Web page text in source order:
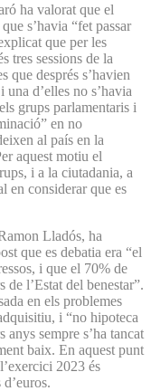
ha valorat que el
s’havia “fet passar
que per les
tres sessions de la
que després s’havien
d’elles no s’havia
grups parlamentaris i
en no
al país en la
aquest motiu el
i a la ciutadania, a
en considerar que es
Lladós, ha
que es debatia era “el
i que el 70% de
de l’Estat del benestar”.
en els problemes
i “no hipoteca
sempre s’ha tancat
baix. En aquest punt
2023 és